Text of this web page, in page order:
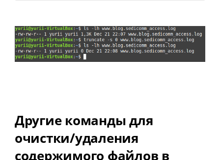
Другие команды для
очистки/удаления
содержимого файлов в